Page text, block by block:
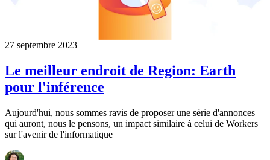
27 septembre 2023
Le meilleur endroit de Region: Earth
pour l'inférence
Aujourd'hui, nous sommes ravis de proposer une série d'annonces
qui auront, nous le pensons, un impact similaire à celui de Workers
sur l'avenir de l'informatique